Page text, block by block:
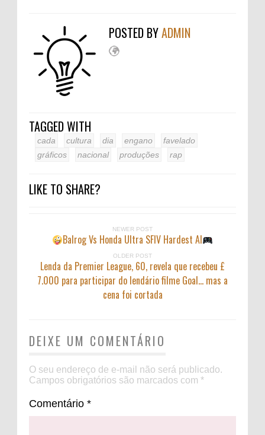
POSTED BYADMIN
TAGGED WITH
cada cultura dia engano
favelado
gráficos
nacional produções rap
LIKE TO SHARE?
NEWER POST
Balrog Vs Honda Ultra SFIV Hardest AI
OLDER POST
Lenda da Premier League, 60, revela que recebeu £
7.000 para participar do lendário filme Goal… mas a
cena foi cortada
DEIXE UM COMENTÁRIO
O seu endereço de e-mail não será publicado.
Campos obrigatórios são marcados com *
Comentário *